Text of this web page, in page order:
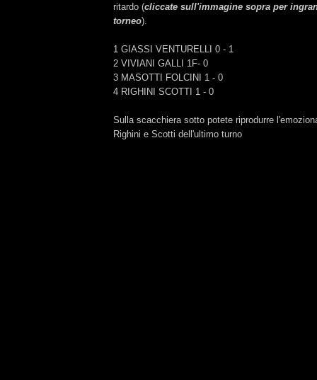
ritardo (cliccate sull'immagine sopra per
torneo).
1 GIASSI VENTURELLI 0 - 1
2 VIVIANI GALLI 1F- 0
3 MASOTTI FOLCINI 1 - 0
4 RIGHINI SCOTTI 1 - 0
Sulla scacchiera sotto potete riprodurre
Righini e Scotti dell'ultimo turno